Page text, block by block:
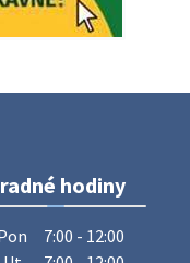
Dubovce
hodiny
7:00 - 12:00